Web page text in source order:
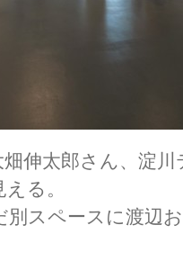
伸太郎さん、淀
る。
スペースに渡辺